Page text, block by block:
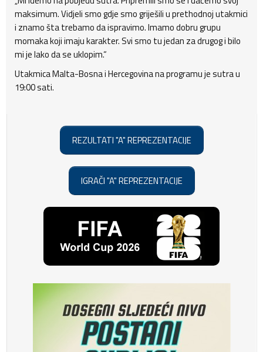
maksimum. Vidjeli smo gdje smo griješili u prethodnoj utakmici
i znamo šta trebamo da ispravimo. Imamo dobru grupu
momaka koji imaju karakter. Svi smo tu jedan za drugog i bilo
mi je lako da se uklopim.“
Utakmica Malta-Bosna i Hercegovina na programu je sutra u
19:00 sati.
REZULTATI "A" REPREZENTACIJE
IGRAČI "A" REPREZENTACIJE